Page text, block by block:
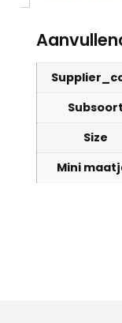
Subsoort
Size
Mini